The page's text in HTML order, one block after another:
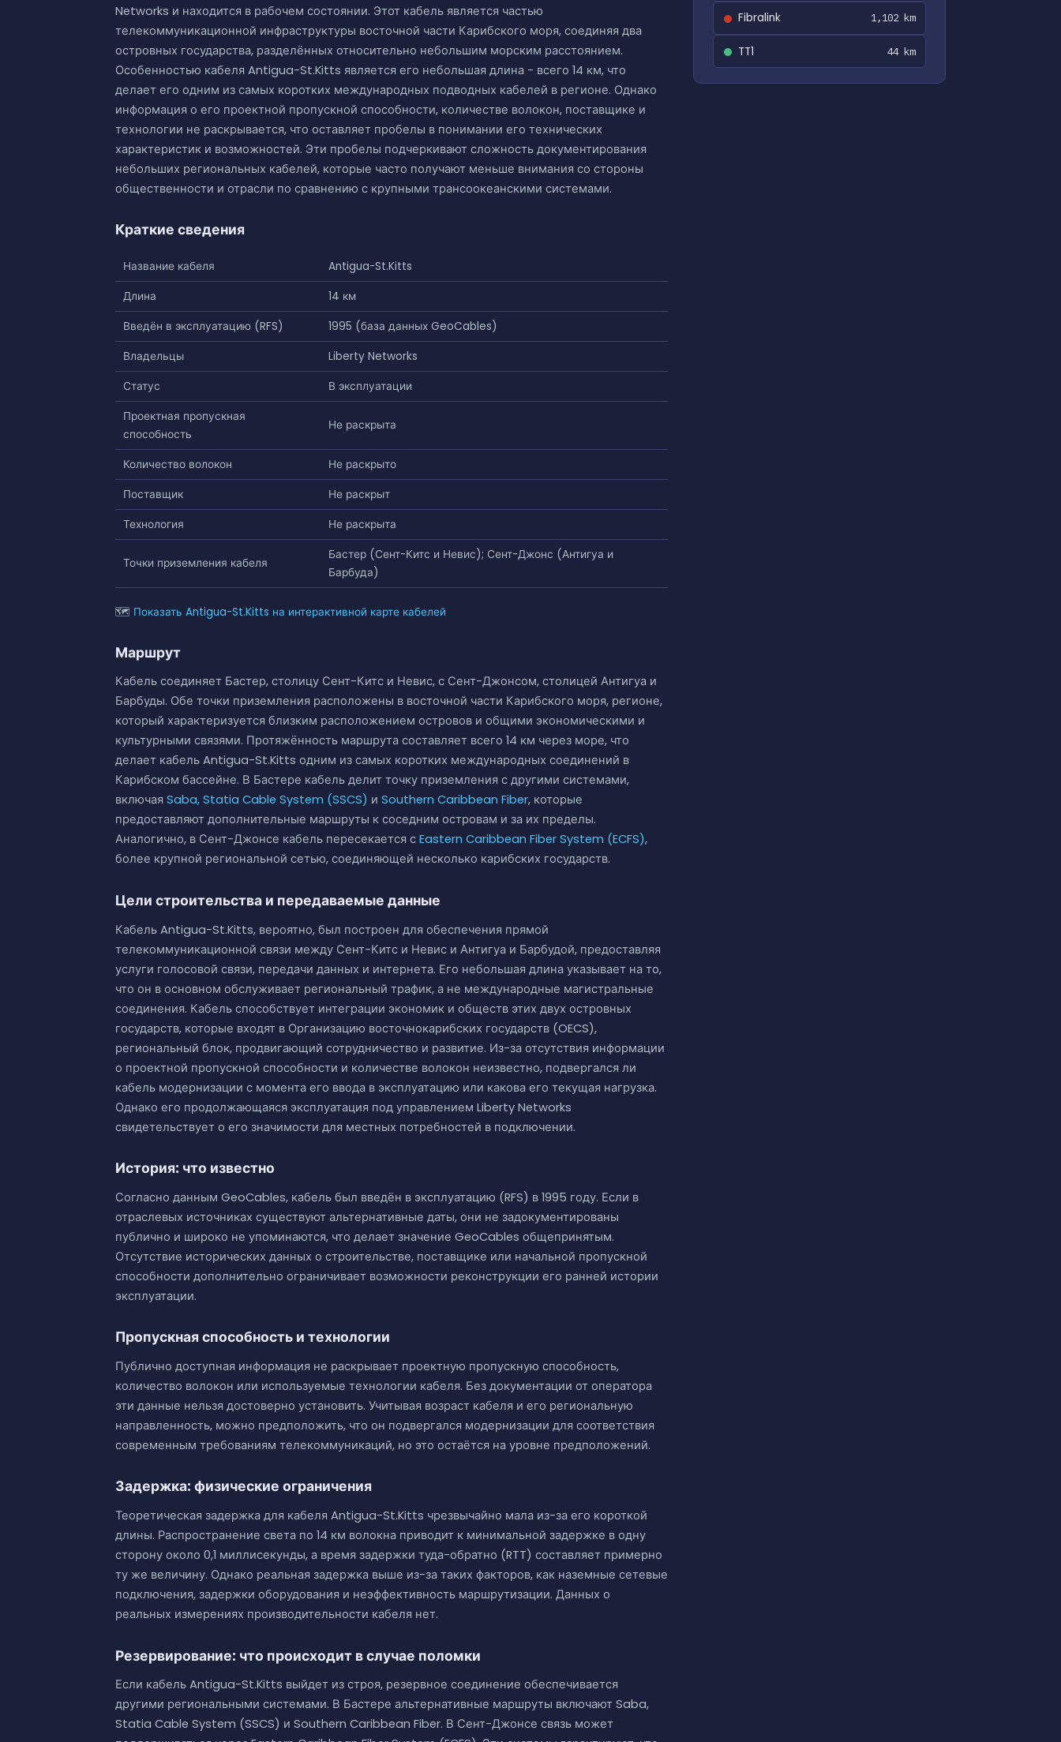
Networks и находится в рабочем состоянии. Этот кабель является частью
телекоммуникационной инфраструктуры восточной части Карибского моря, соединяя два
островных государства, разделённых относительно небольшим морским расстоянием.
Особенностью кабеля Antigua-St.Kitts является его небольшая длина - всего 14 км, что
делает его одним из самых коротких международных подводных кабелей в регионе. Однако
информация о его проектной пропускной способности, количестве волокон, поставщике и
технологии не раскрывается, что оставляет пробелы в понимании его технических
характеристик и возможностей. Эти пробелы подчеркивают сложность документирования
небольших региональных кабелей, которые часто получают меньше внимания со стороны
общественности и отрасли по сравнению с крупными трансоокеанскими системами.
Краткие сведения
Название кабеля
Antigua-St.Kitts
Длина
14 км
Введён в эксплуатацию (RFS)
1995 (база данных GeoCables)
Владельцы
Liberty Networks
Статус
В эксплуатации
Проектная пропускная
способность
Не раскрыта
Количество волокон
Не раскрыто
Поставщик
Не раскрыт
Технология
Не раскрыта
Точки приземления кабеля
Бастер (Сент-Китс и Невис); Сент-Джонс (Антигуа и
Барбуда)
🗺 Показать Antigua-St.Kitts на интерактивной карте кабелей
Маршрут
Кабель соединяет Бастер, столицу Сент-Китс и Невис, с Сент-Джонсом, столицей Антигуа и
Барбуды. Обе точки приземления расположены в восточной части Карибского моря, регионе,
который характеризуется близким расположением островов и общими экономическими и
культурными связями. Протяжённость маршрута составляет всего 14 км через море, что
делает кабель Antigua-St.Kitts одним из самых коротких международных соединений в
Карибском бассейне. В Бастере кабель делит точку приземления с другими системами,
включая Saba, Statia Cable System (SSCS) и Southern Caribbean Fiber, которые
предоставляют дополнительные маршруты к соседним островам и за их пределы.
Аналогично, в Сент-Джонсе кабель пересекается с Eastern Caribbean Fiber System (ECFS),
более крупной региональной сетью, соединяющей несколько карибских государств.
Цели строительства и передаваемые данные
Кабель Antigua-St.Kitts, вероятно, был построен для обеспечения прямой
телекоммуникационной связи между Сент-Китс и Невис и Антигуа и Барбудой, предоставляя
услуги голосовой связи, передачи данных и интернета. Его небольшая длина указывает на то,
что он в основном обслуживает региональный трафик, а не международные магистральные
соединения. Кабель способствует интеграции экономик и обществ этих двух островных
государств, которые входят в Организацию восточнокарибских государств (OECS),
региональный блок, продвигающий сотрудничество и развитие. Из-за отсутствия информации
о проектной пропускной способности и количестве волокон неизвестно, подвергался ли
кабель модернизации с момента его ввода в эксплуатацию или какова его текущая нагрузка.
Однако его продолжающаяся эксплуатация под управлением Liberty Networks
свидетельствует о его значимости для местных потребностей в подключении.
История: что известно
Согласно данным GeoCables, кабель был введён в эксплуатацию (RFS) в 1995 году. Если в
отраслевых источниках существуют альтернативные даты, они не задокументированы
публично и широко не упоминаются, что делает значение GeoCables общепринятым.
Отсутствие исторических данных о строительстве, поставщике или начальной пропускной
способности дополнительно ограничивает возможности реконструкции его ранней истории
эксплуатации.
Пропускная способность и технологии
Публично доступная информация не раскрывает проектную пропускную способность,
количество волокон или используемые технологии кабеля. Без документации от оператора
эти данные нельзя достоверно установить. Учитывая возраст кабеля и его региональную
направленность, можно предположить, что он подвергался модернизации для соответствия
современным требованиям телекоммуникаций, но это остаётся на уровне предположений.
Задержка: физические ограничения
Теоретическая задержка для кабеля Antigua-St.Kitts чрезвычайно мала из-за его короткой
длины. Распространение света по 14 км волокна приводит к минимальной задержке в одну
сторону около 0,1 миллисекунды, а время задержки туда-обратно (RTT) составляет примерно
ту же величину. Однако реальная задержка выше из-за таких факторов, как наземные сетевые
подключения, задержки оборудования и неэффективность маршрутизации. Данных о
реальных измерениях производительности кабеля нет.
Резервирование: что происходит в случае поломки
Если кабель Antigua-St.Kitts выйдет из строя, резервное соединение обеспечивается
другими региональными системами. В Бастере альтернативные маршруты включают Saba,
Statia Cable System (SSCS) и Southern Caribbean Fiber. В Сент-Джонсе связь может
Fibralink 1,102 km
TT1 44 km